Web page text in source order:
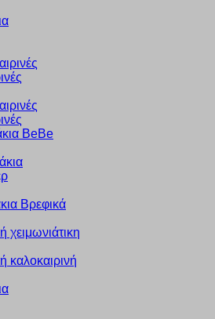
BeBe
Βρεφικά
χειμωνιάτικη
καλοκαιρινή